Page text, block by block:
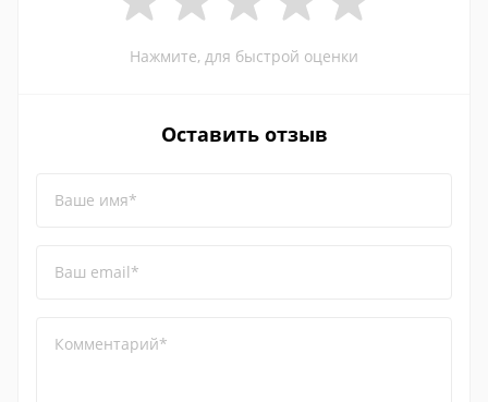
Нажмите, для быстрой оценки
Оставить отзыв
Ваше имя*
Ваш email*
Комментарий*